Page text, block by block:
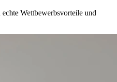
Wettbewerbsvorteile und